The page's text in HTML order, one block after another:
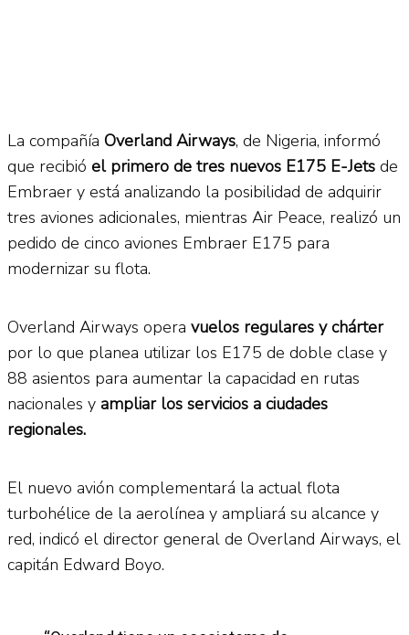
La compañía Overland Airways, de Nigeria, informó
que recibió el primero de tres nuevos E175 E-Jets de
Embraer y está analizando la posibilidad de adquirir
tres aviones adicionales, mientras Air Peace, realizó un
pedido de cinco aviones Embraer E175 para
modernizar su flota.
Overland Airways opera vuelos regulares y chárter
por lo que planea utilizar los E175 de doble clase y
88 asientos para aumentar la capacidad en rutas
nacionales y ampliar los servicios a ciudades
regionales.
El nuevo avión complementará la actual flota
turbohélice de la aerolínea y ampliará su alcance y
red, indicó el director general de Overland Airways, el
capitán Edward Boyo.